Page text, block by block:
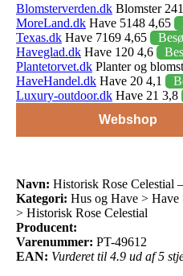
Blomsterverden.dk Blomster
MoreLand.dk Have 5148 4,65
Texas.dk Have 7169 4,65
Haveglad.dk Have 120 4,6
Plantetorvet.dk Planter og
HaveHandel.dk Have 20 4,1
Luxury-outdoor.dk Have 21 3,8
Webshop
Navn: Historisk Rose Celestial
Kategori: Hus og Have > Have
> Historisk Rose Celestial
Producent:
Varenummer: PT-49612
EAN: Vurderet til 4.9 ud af 5